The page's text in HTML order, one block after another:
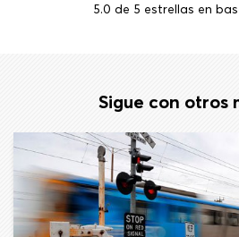
5.0 de 5 estrellas en
Sigue con otros